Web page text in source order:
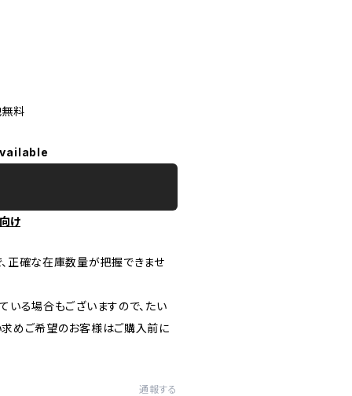
料
け
正確な在庫数量が把握できませ
いる場合もございますので、たい
めご希望のお客様はご購入前に
通報する